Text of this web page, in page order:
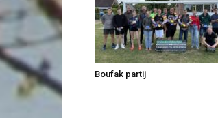
Boufak partij